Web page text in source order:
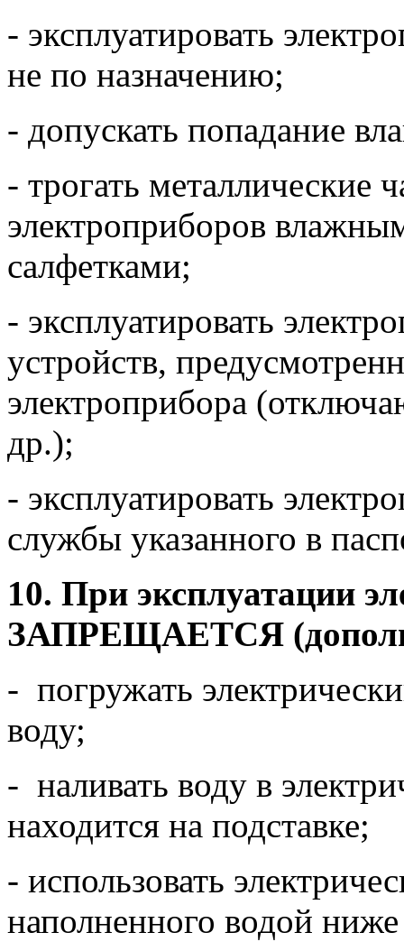
- эксплуатировать
не по назначению;
- допускать попадание
- трогать металлические
электроприборов
салфетками;
- эксплуатировать
устройств,
электроприбора
др.);
- эксплуатировать
службы указанного в
10. При эксплуатации
ЗАПРЕЩАЕТСЯ
- погружать
воду;
- наливать воду в
находится на подставке;
- использовать
наполненного водой